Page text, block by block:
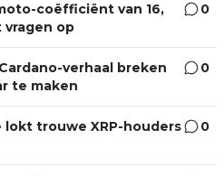
coëfficiënt van 16,
vragen op
0
verhaal breken
te maken
0
lokt trouwe XRP-houders
0